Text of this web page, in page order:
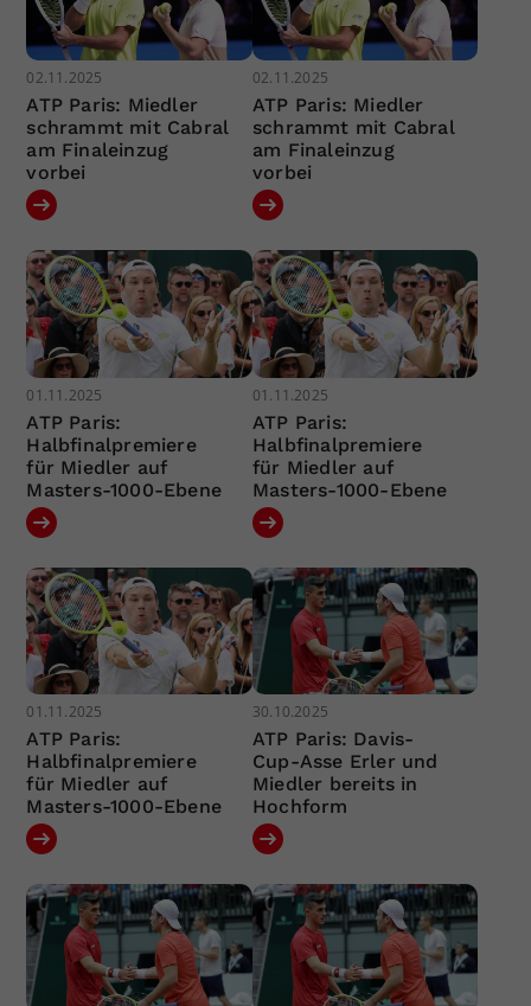
02.11.2025
ATP Paris: Miedler
schrammt mit Cabral
am Finaleinzug
vorbei
02.11.2025
ATP Paris: Miedler
schrammt mit Cabral
am Finaleinzug
vorbei
01.11.2025
ATP Paris:
Halbfinalpremiere
für Miedler auf
Masters-1000-Ebene
01.11.2025
ATP Paris:
Halbfinalpremiere
für Miedler auf
Masters-1000-Ebene
01.11.2025
ATP Paris:
Halbfinalpremiere
für Miedler auf
Masters-1000-Ebene
30.10.2025
ATP Paris: Davis-
Cup-Asse Erler und
Miedler bereits in
Hochform